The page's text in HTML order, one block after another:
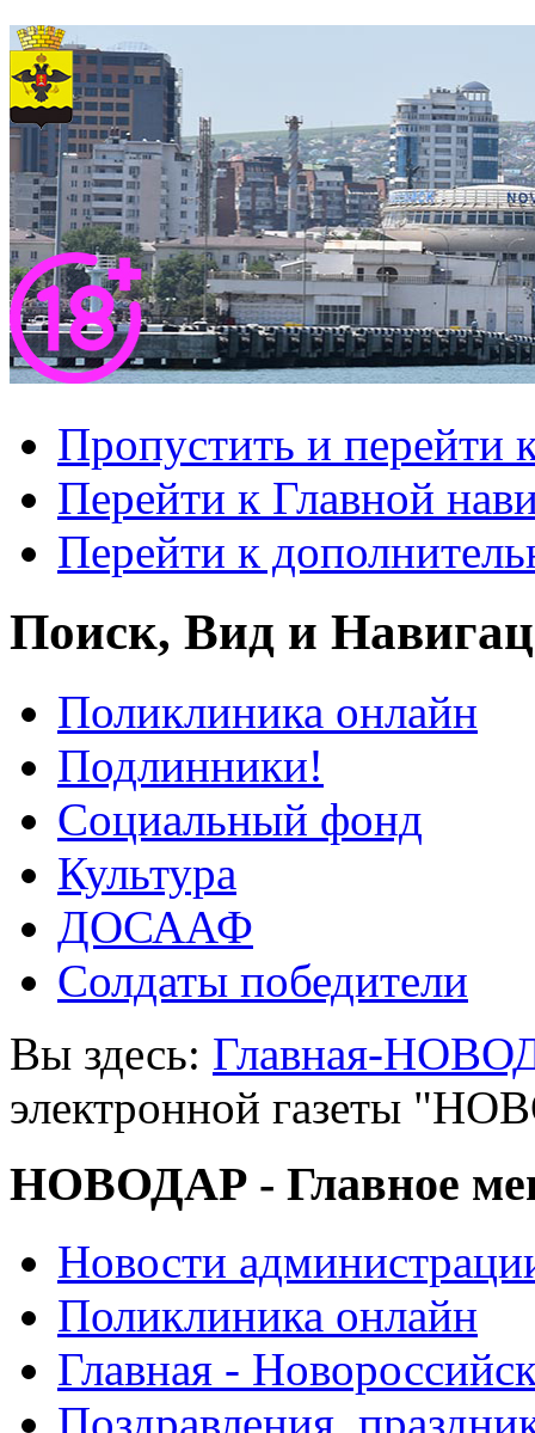
Пропустить и перейти
Перейти к Главной
Перейти к
Поиск, Вид и
Поликлиника онлайн
Подлинники!
Социальный фонд
Культура
ДОСААФ
Солдаты победители
Вы здесь: Главная-
электронной газеты
НОВОДАР - Главное
Новости
Поликлиника онлайн
Главная -